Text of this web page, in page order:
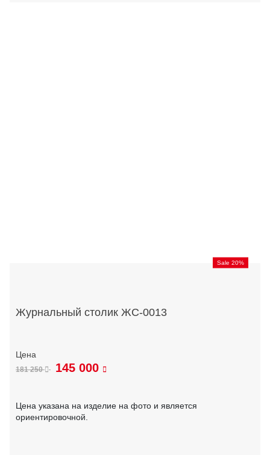
Sale 20%
Журнальный столик ЖС-0013
181 250 145 000
Цена указана на изделие на фото и является
ориентировочной.